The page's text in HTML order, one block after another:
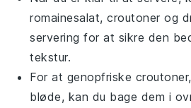
romainesalat,croutoner og
servering for at sikre den
tekstur.
For at genopfriske croutoner
bløde, kan du bage dem i